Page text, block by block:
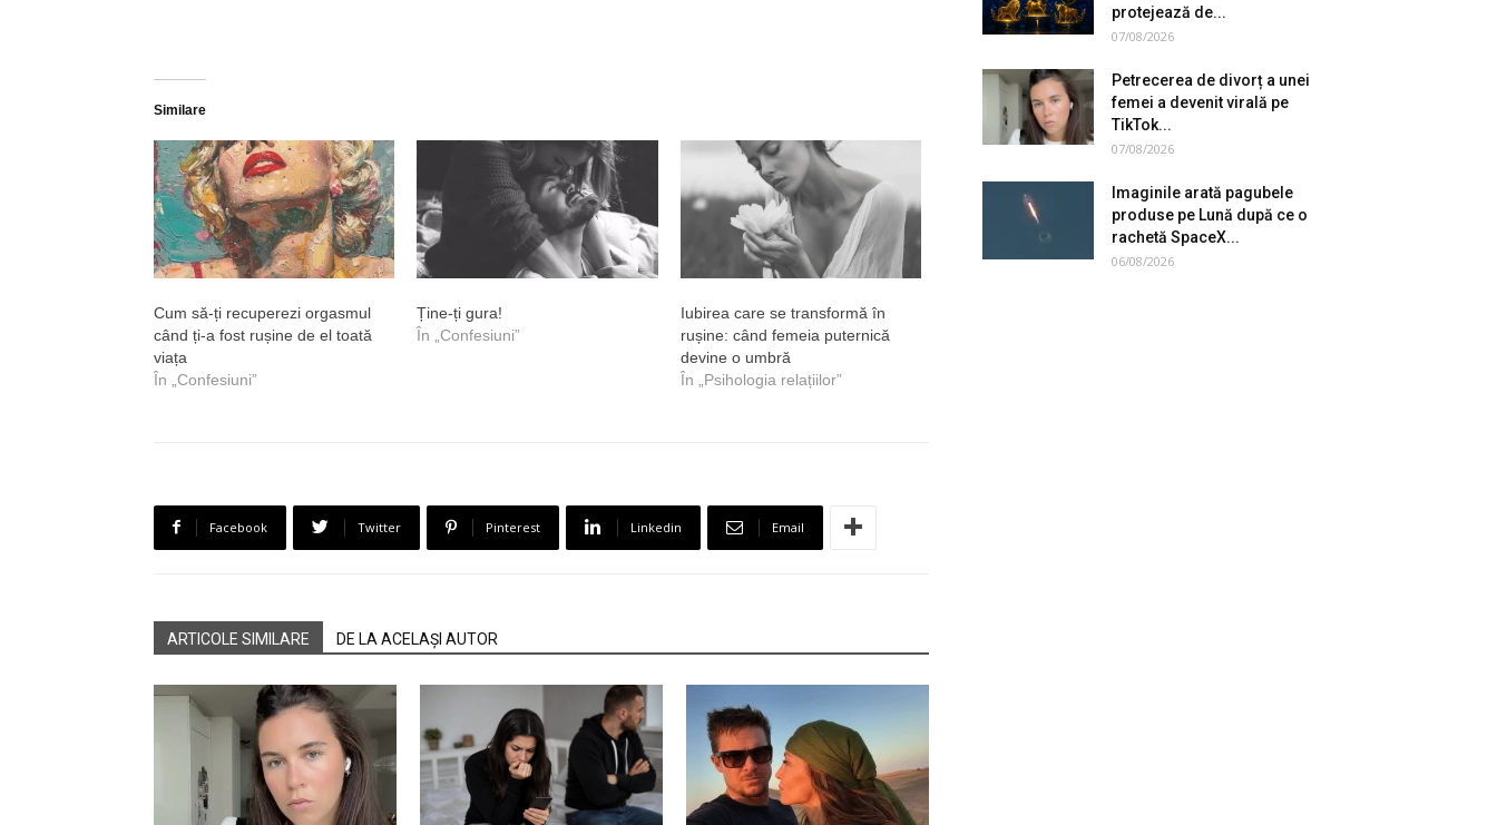
Similare
Cum să-ți recuperezi orgasmul
când ți-a fost rușine de el toată
viața
În „Confesiuni”
Ține-ți gura!
În „Confesiuni”
Iubirea care se transformă în
rușine: când femeia puternică
devine o umbră
În „Psihologia relațiilor”
Facebook Twitter Pinterest Linkedin Email
ARTICOLE SIMILARE DE LA ACELAȘI AUTOR
protejează de...
07/08/2026
Petrecerea de divorț a unei
femei a devenit virală pe
TikTok...
07/08/2026
Imaginile arată pagubele
produse pe Lună după ce o
rachetă SpaceX...
06/08/2026